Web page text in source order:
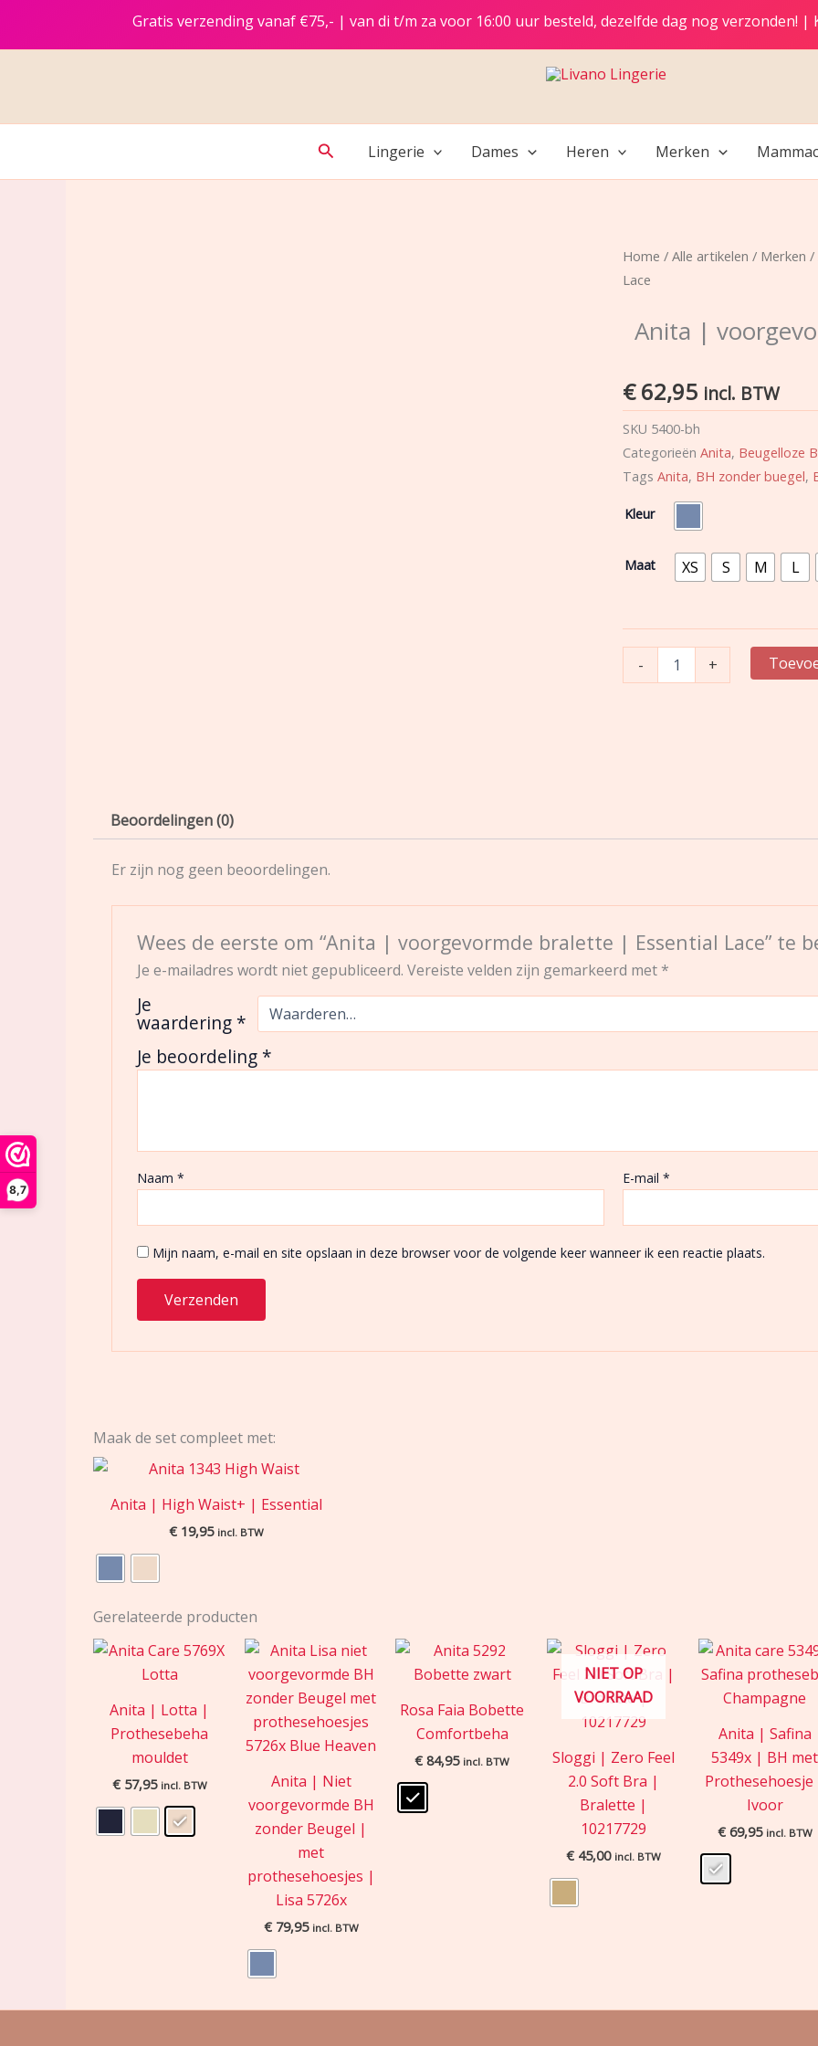
8,7
Gratis verzending vanaf €75,- | van di t/m za voor 16:00 uur besteld, dezelfde dag nog verzonden!
ZoekenLingerie Dames Heren Merken
Home / Alle artikelen / Merken /
Lace
Anita |
€62,95 incl. BTW
SKU 5400-bh
Categorieën Anita, Beugelloze
Tags Anita, BH zonder buegel,
Kleur
Maat XS S M L
-
Anita
bralette
aantal
+
Beoordelingen (0)
Er zijn nog geen beoordelingen.
Wees de eerste om “Anita | voorgevormde bralette | Essential Lace” te
Je e-mailadres wordt niet gepubliceerd. Vereiste velden zijn gemarkeerd met *
Je
waardering *
Je beoordeling *
Naam * E-mail*
Mijn naam, e-mail en site opslaan in deze browser voor de volgende keer wanneer ik een reactie plaats.
Maak de set compleet met:
Anita | High Waist+ | Essential
€ 19,95 incl. BTW
Gerelateerde producten
Anita | Lotta |
Prothesebeha
mouldet
€57,95 incl. BTW
Anita | Niet
voorgevormde BH
zonder Beugel |
met
prothesehoesjes |
Lisa 5726x
€79,95 incl. BTW
Rosa Faia Bobette
Comfortbeha
€ 84,95 incl. BTW
NIET OP
VOORRAAD
Sloggi | Zero Feel
2.0 Soft Bra |
Bralette |
10217729
€45,00 incl. BTW
Anita | Safina
5349x | BH met
Prothesehoesje
Ivoor
€69,95 incl. BTW